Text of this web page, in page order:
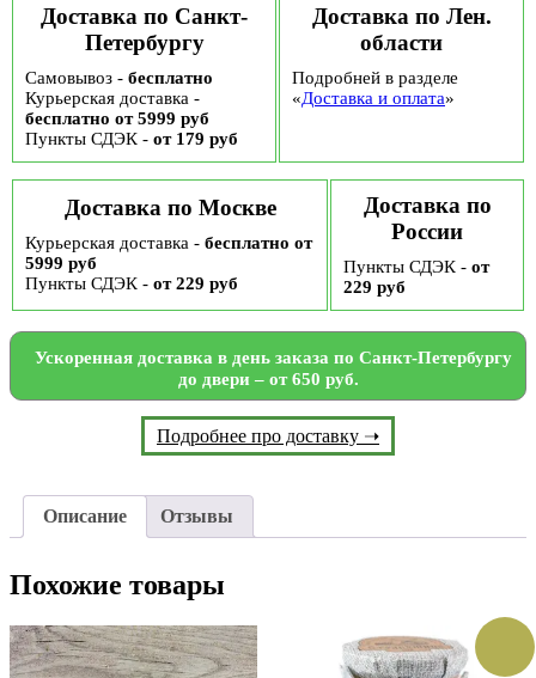
Доставка по Санкт-
Петербургу
Самовывоз - бесплатно
Курьерская доставка -
бесплатно от 5999 руб
Пункты СДЭК - от 179 руб
Доставка по Лен.
области
Подробней в разделе
«Доставка и оплата»
Доставка по Москве
Курьерская доставка - бесплатно от
5999 руб
Пункты СДЭК - от 229 руб
Доставка по
России
Пункты СДЭК - от
229 руб
Ускоренная доставка в день заказа по Санкт-Петербургу
до двери – от 650 руб.
Подробнее про доставку ➝
Описание Отзывы
Похожие товары